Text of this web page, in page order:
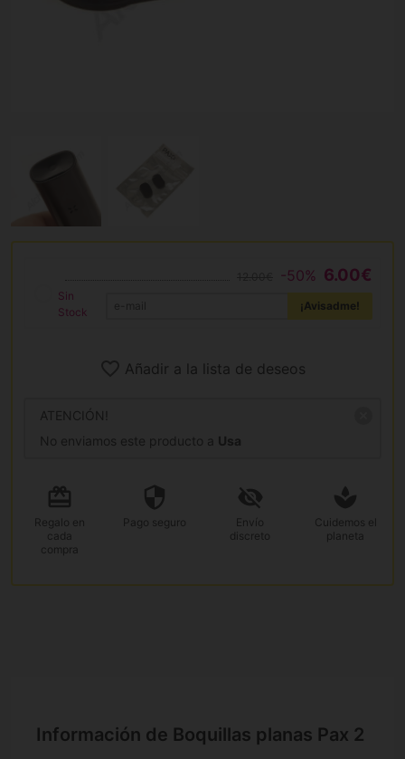
-50% 6.00€
Sin
Stock
¡Avisadme!
Añadir a la lista de deseos
ATENCIÓN!
No enviamos este producto a Usa
Regalo en
cada
compra
Pago seguro
Envío
discreto
Cuidemos el
planeta
Información de Boquillas planas Pax 2